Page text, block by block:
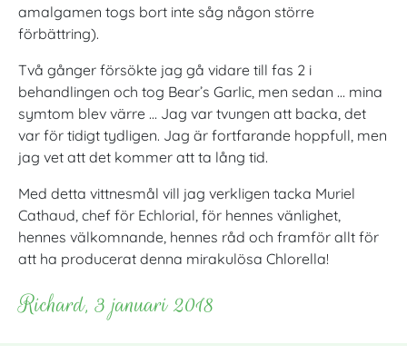
amalgamen togs bort inte såg någon större
förbättring).
Två gånger försökte jag gå vidare till fas 2 i
behandlingen och tog Bear’s Garlic, men sedan … mina
symtom blev värre … Jag var tvungen att backa, det
var för tidigt tydligen. Jag är fortfarande hoppfull, men
jag vet att det kommer att ta lång tid.
Med detta vittnesmål vill jag verkligen tacka Muriel
Cathaud, chef för Echlorial, för hennes vänlighet,
hennes välkomnande, hennes råd och framför allt för
att ha producerat denna mirakulösa Chlorella!
Richard, 3 januari 2018